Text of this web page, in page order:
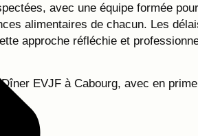
avec une équipe formée
alimentaires de chacun. Les
approche réfléchie et
EVJF à Cabourg, avec en